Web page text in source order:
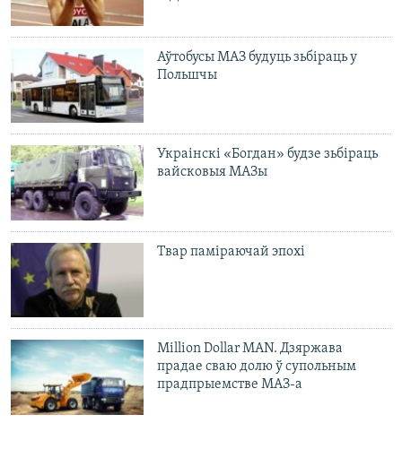
Аўтобусы МАЗ будуць зьбіраць у
Польшчы
Украінскі «Богдан» будзе зьбіраць
вайсковыя МАЗы
Твар паміраючай эпохі
Million Dollar MAN. Дзяржава
прадае сваю долю ў супольным
прадпрыемстве МАЗ-а